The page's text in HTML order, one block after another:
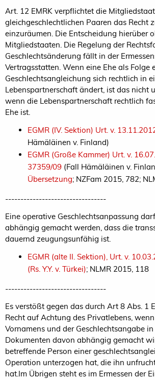
Art. 12 EMRK verpflichtet die
gleichgeschlechtlichen Paaren das Recht
einzuräumen. Die Entscheidung hierüber
Mitgliedstaaten. Die Regelung der
Geschlechtsänderung fällt in der
Vertragsstatten. Wenn eine Ehe als Folge
Geschlechtsangleichung sich rechtlich in
Lebenspartnerschaft ändert, ist das nicht
wenn die Lebenspartnerschaft rechtlich
Ehe ist.
EGMR (IV. Sektion) Urt. v.
Hämäläinen v. Finland)
EGMR (Große Kammer) Urt. v.
37359/09 (Fall Hämäläinen v.
Übersetzung; NZFam 2015, 782;
---------------------------------
Eine operative Geschlechtsanpassung
abhängig gemacht werden, dass die
dauernd zeugungsunfähig ist.
EGMR (alte II. Sektion), Urt. v.
(Rs. Y.Y. v. Türkei); NLMR 2015, 118
---------------------------------
Es verstößt gegen das durch Art 8 Abs. 1
Recht auf Achtung des Privatlebens,
Vornamens und der Geschlechtsangabe
Dokumenten davon abhängig gemacht
betreffende Person einer
Operation unterzogen hat, die ihn
hat.Im Übrigen steht es im Ermessen der